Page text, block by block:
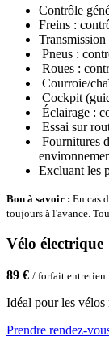
Contrôle
Freins :
Transmission
Pneus :
Roues :
Courroie/
Cockpit
Éclairage :
Essai sur
Fournitures
Excluant les
Bon à savoir : En cas
toujours à l'avance.
Vélo électrique
89 € / forfait entretien
Idéal pour les vélos
Prendre rendez-